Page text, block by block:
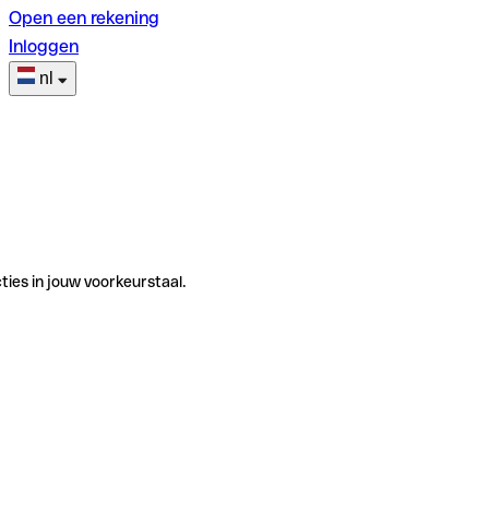
Open een rekening
Inloggen
nl
in jouw voorkeurstaal.